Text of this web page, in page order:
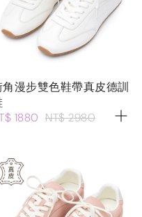
角漫步雙色鞋帶真皮德訓
1880 NT$ 2980